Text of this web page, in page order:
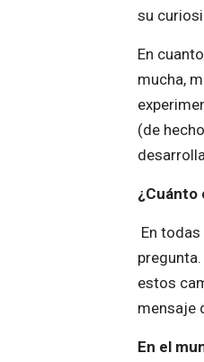
su
En
mucha,
(de
¿Cuánto
En
estos
mensaje
En el